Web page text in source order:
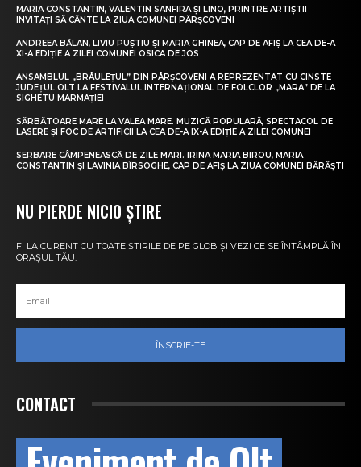
MARIA CONSTANTIN, VALENTIN SANFIRA ȘI LINO, PRINTRE ARTIȘTII
INVITAȚI SĂ CÂNTE LA ZIUA COMUNEI PÂRȘCOVENI
ANDREEA BĂLAN, LIVIU PUȘTIU ȘI MARIA GHINEA, CAP DE AFIȘ LA CEA DE-A
XI-A EDIȚIE A ZILEI COMUNEI OSICA DE JOS
ANSAMBLUL „BRÂULEȚUL” DIN PÂRȘCOVENI A REPREZENTAT CU CINSTE
JUDEȚUL OLT LA FESTIVALUL INTERNAȚIONAL DE FOLCLOR „MARA” DE LA
SIGHETU MARMAȚIEI
SĂRBĂTOARE MARE LA VALEA MARE. MUZICĂ POPULARĂ, SPECTACOL DE
LASERE ȘI FOC DE ARTIFICII LA CEA DE-A IX-A EDIȚIE A ZILEI COMUNEI
SERBARE CÂMPENEASCĂ DE ZILE MARI. IRINA MARIA BIROU, MARIA
CONSTANTIN ȘI LAVINIA BÎRSOGHE, CAP DE AFIȘ LA ZIUA COMUNEI BĂRĂȘTI
NU PIERDE NICIO ȘTIRE
FI LA CURENT CU TOATE ȘTIRILE DE PE GLOB ȘI VEZI CE SE ÎNTÂMPLĂ ÎN
ORAȘUL TĂU.
ÎNSCRIE-TE
CONTACT